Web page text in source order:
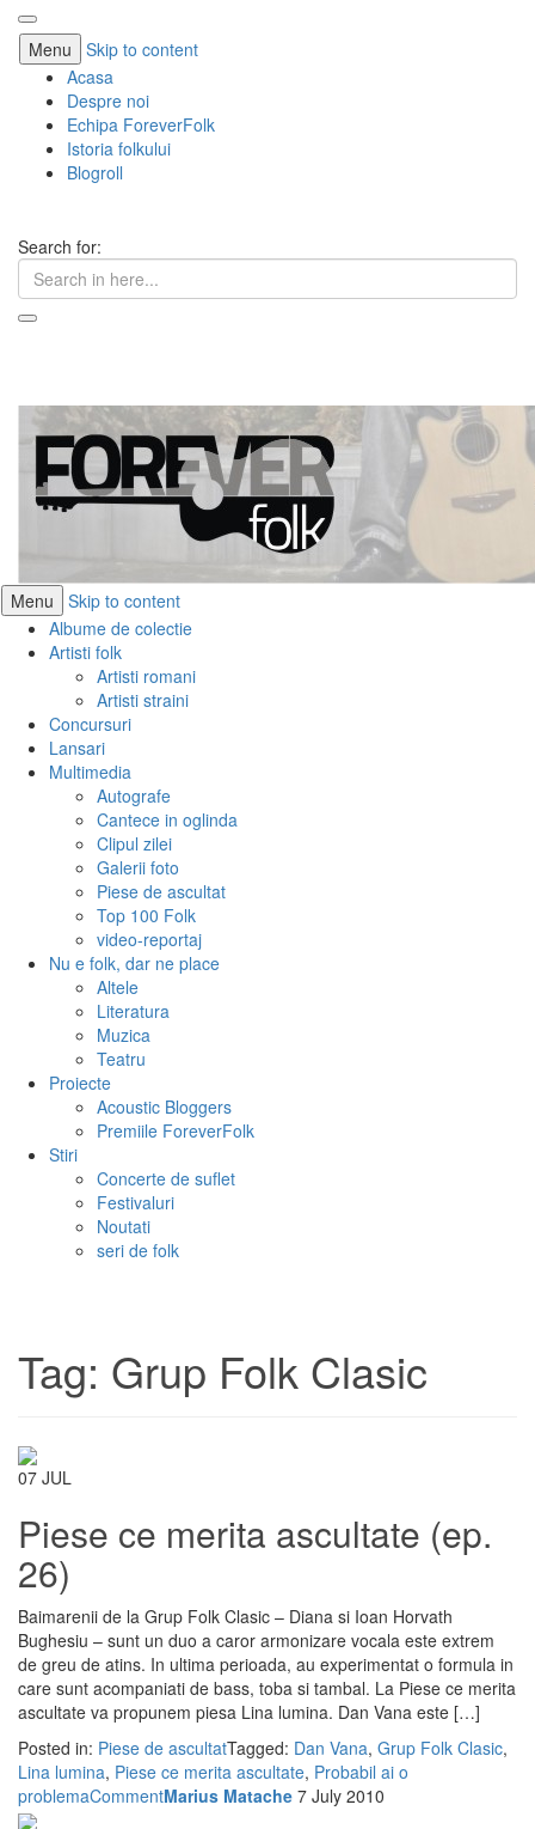
Menu
Skip to content
Acasa
Despre noi
Echipa ForeverFolk
Istoria folkului
Blogroll
Search for:
Menu
Skip to content
Albume de colectie
Artisti folk
Artisti romani
Artisti straini
Concursuri
Lansari
Multimedia
Autografe
Cantece in oglinda
Clipul zilei
Galerii foto
Piese de ascultat
Top 100 Folk
video-reportaj
Nu e folk, dar ne place
Altele
Literatura
Muzica
Teatru
Proiecte
Acoustic Bloggers
Premiile ForeverFolk
Stiri
Concerte de suflet
Festivaluri
Noutati
seri de folk
Tag: Grup Folk Clasic
07 JUL
Piese ce merita ascultate (ep.
26)
Baimarenii de la Grup Folk Clasic – Diana si Ioan Horvath
Bughesiu – sunt un duo a caror armonizare vocala este extrem
de greu de atins. In ultima perioada, au experimentat o formula in
care sunt acompaniati de bass, toba si tambal. La Piese ce merita
ascultate va propunem piesa Lina lumina. Dan Vana este […]
Posted in: Piese de ascultatTagged: Dan Vana, Grup Folk Clasic,
Lina lumina, Piese ce merita ascultate, Probabil ai o
problemaCommentMarius Matache 7 July 2010